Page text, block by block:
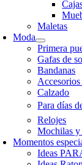
Maletas
Moda
Primera
Gafas de
Bandanas
Calzado
Para días
Relojes
Mochilas y
Momentos
Ideas